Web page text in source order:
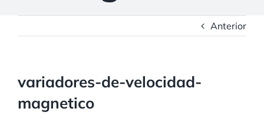
Anterior
variadores-de-velocidad-
magnetico